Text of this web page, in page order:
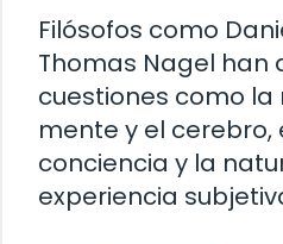
Filósofos como
Thomas Nagel han
cuestiones como
mente y el
conciencia y la
experiencia